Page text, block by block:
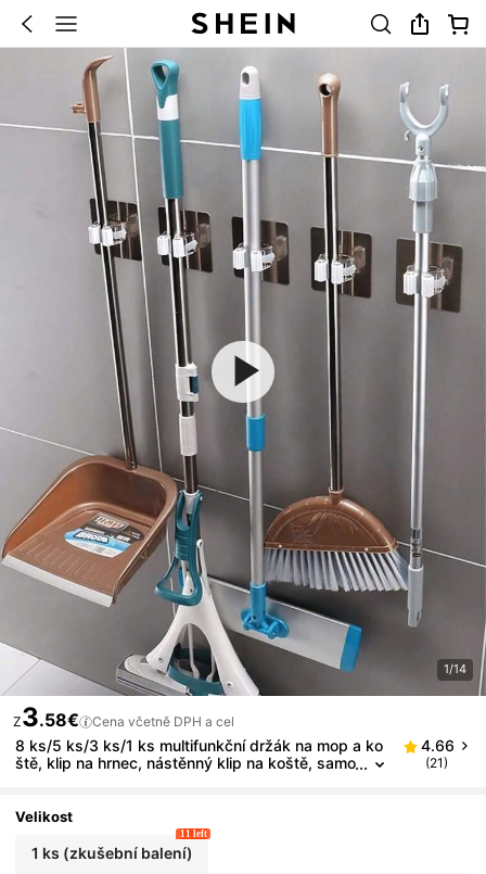
1/14
Z3.58€ Cena včetně DPH a cel
8 ks/5 ks/3 ks/1 ks multifunkční držák na mop a ko
ště, klip na hrnec, nástěnný klip na koště, samo
instalace, minimalistický design, praktické háčky ku
chyňské potřeby kuchyňské doplňky kuchyňské ná
činí
4.66
(21)
Velikost
1 ks (zkušební balení)
11 left